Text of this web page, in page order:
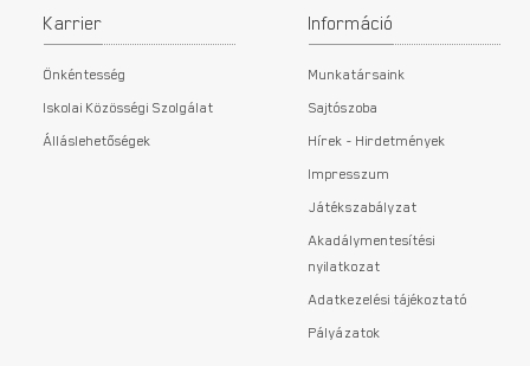
Karrier
Önkéntesség
Iskolai Közösségi Szolgálat
Álláslehetőségek
Információ
Munkatársaink
Sajtószoba
Hírek - Hirdetmények
Impresszum
Játékszabályzat
Akadálymentesítési
nyilatkozat
Adatkezelési tájékoztató
Pályázatok